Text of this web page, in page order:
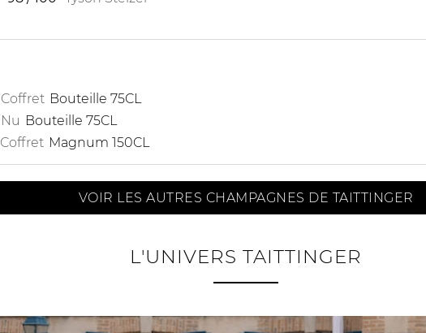
Coffret Bouteille 75CL
Nu Bouteille 75CL
Coffret Magnum 150CL
VOIR LES AUTRES CHAMPAGNES DE TAITTINGER
L'UNIVERS TAITTINGER